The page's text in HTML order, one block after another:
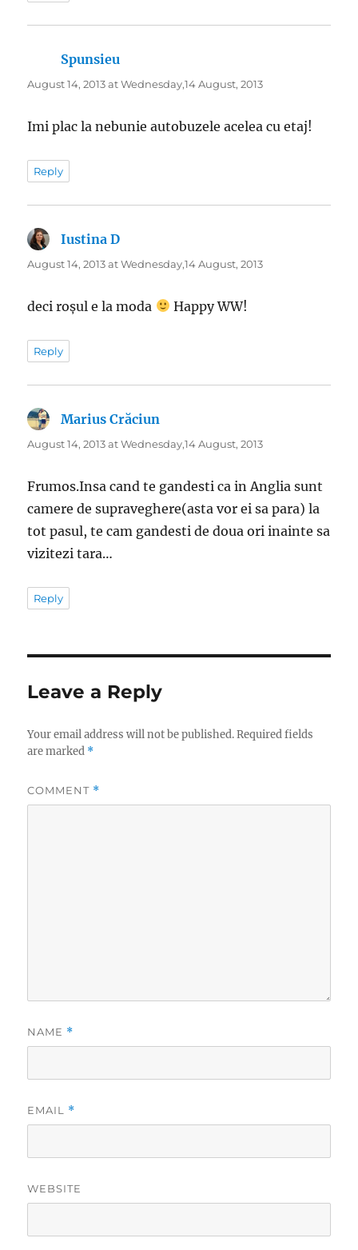
Spunsieu
August 14, 2013 at Wednesday,14 August, 2013
Imi plac la nebunie autobuzele acelea cu etaj!
Reply
Iustina D
August 14, 2013 at Wednesday,14 August, 2013
deci roșul e la moda Happy WW!
Reply
Marius Crăciun
August 14, 2013 at Wednesday,14 August, 2013
Frumos.Insa cand te gandesti ca in Anglia sunt
camere de supraveghere(asta vor ei sa para) la
tot pasul, te cam gandesti de doua ori inainte sa
vizitezi tara…
Reply
Leave a Reply
Your email address will not be published. Required fields
are marked *
COMMENT *
NAME *
EMAIL *
WEBSITE